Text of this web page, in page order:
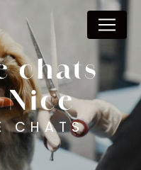
chats
Nice
CHATS